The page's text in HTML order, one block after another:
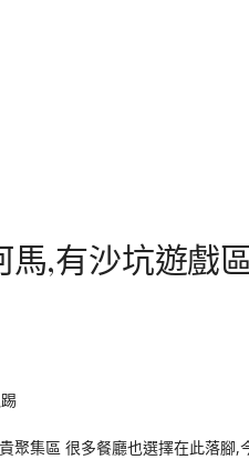
,有沙坑遊戲
聚集區 很多餐廳也選擇在此落腳,